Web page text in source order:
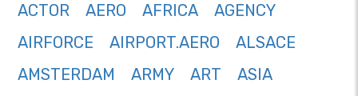
ACTOR
AERO AFRICA
AGENCY
AIRFORCE
AIRPORT.AERO
ALSACE
AMSTERDAM
ARMY ART
ASIA